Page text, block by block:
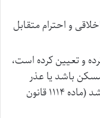
و احترام متقابل
و تعیین کرده است،
باشد یا عذر
موجه قانونی یا شرعی داشته باشد (ماده ۱۱۱۴ قانون